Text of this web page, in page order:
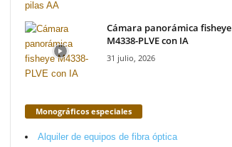
Cámara panorámica fisheye
M4338-PLVE con IA
31 julio, 2026
Monográficos especiales
Alquiler de equipos de fibra óptica